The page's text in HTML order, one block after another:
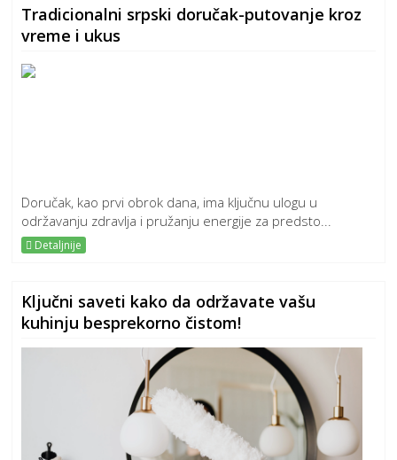
Tradicionalni srpski doručak-putovanje kroz
vreme i ukus
Doručak, kao prvi obrok dana, ima ključnu ulogu u
održavanju zdravlja i pružanju energije za predsto...
Detaljnije
Ključni saveti kako da održavate vašu
kuhinju besprekorno čistom!